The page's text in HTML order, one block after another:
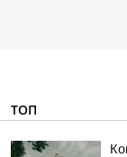
ТОП